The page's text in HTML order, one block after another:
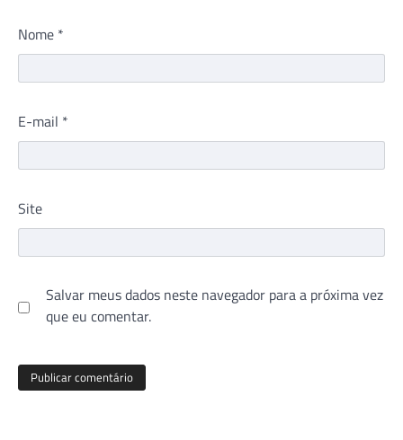
Nome *
E-mail *
Site
Salvar meus dados neste navegador para a próxima vez
que eu comentar.